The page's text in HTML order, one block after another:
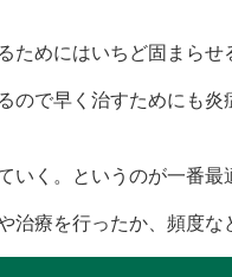
ためにはいちど固まらせ
ので早く治すためにも
いく。というのが一番最
治療を行ったか、頻度な